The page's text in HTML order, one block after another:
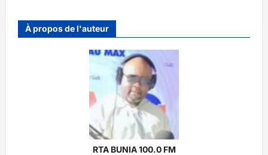
À propos de l'auteur
RTA BUNIA 100.0 FM